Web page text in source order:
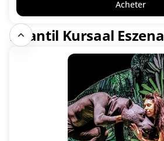
Acheter
Infantil Kursaal Eszena